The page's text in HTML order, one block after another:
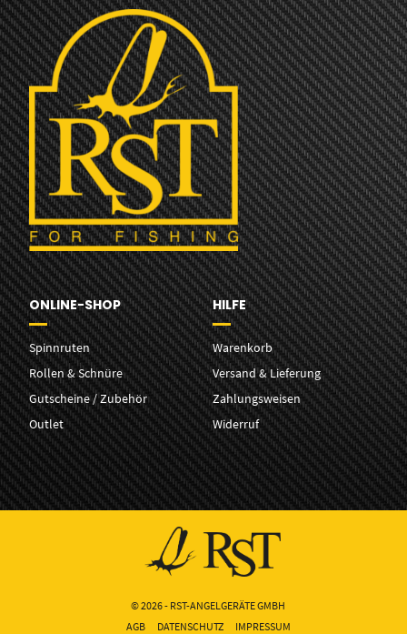
ONLINE-SHOP
Spinnruten
Rollen & Schnüre
Gutscheine / Zubehör
Outlet
HILFE
Warenkorb
Versand & Lieferung
Zahlungsweisen
Widerruf
© 2026 - RST-ANGELGERÄTE GMBH
AGB
DATENSCHUTZ IMPRESSUM